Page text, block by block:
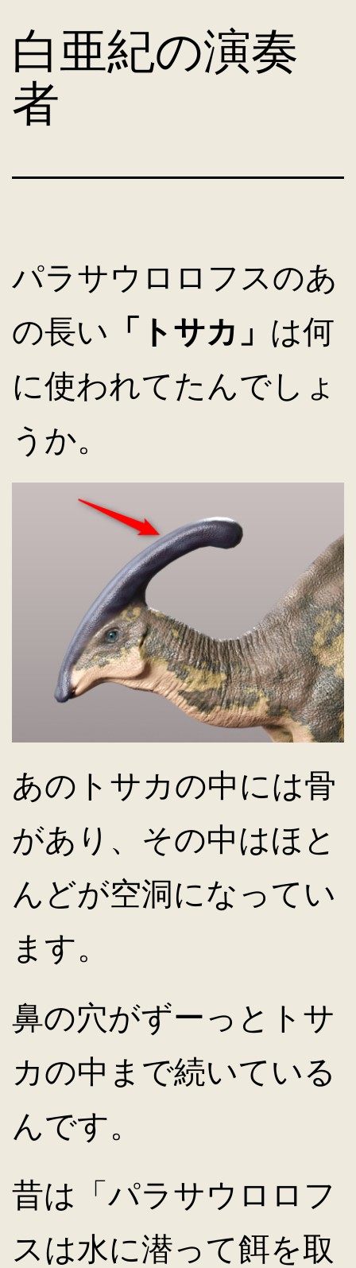
コ
ン
テ
ン
へ
ス
キ
ッ
白亜紀の演奏
者
パラサウロロフスのあ
の長い 「トサカ」 は何
に使われてたんでしょ
うか。
あのトサカの中には骨
があり、その中はほと
んどが空洞になってい
ます。
鼻の穴がずーっとトサ
カの中まで続いている
んです。
昔は「パラサウロロフ
スは水に潜って餌を取